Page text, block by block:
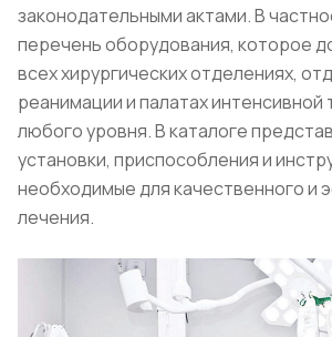
законодательными актами. В
перечень оборудования, которое
всех хирургических отделениях,
реанимации и палатах интенсивной
любого уровня. В каталоге
установки, приспособления и
необходимые для качественного и
лечения.